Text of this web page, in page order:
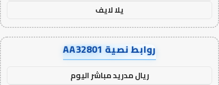
يلا لايف
روابط نصية AA32801
ريال مدريد مباشر اليوم